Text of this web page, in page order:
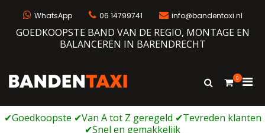
WhatsApp 06 14799741 info@bandentaxi.nl
GOEDKOOPSTE BAND VAN DE REGIO, MONTAGE EN
BALANCEREN IN BARENDRECHT
Bandengarage met eigen webshop
Toon
0
voor